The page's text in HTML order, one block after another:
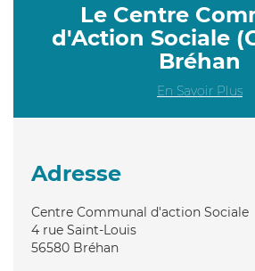
Le Centre
d'Action Sociale
Bréhan
En Savoir Plus
Adresse
Centre Communal d'action Sociale
4 rue Saint-Louis
56580 Bréhan